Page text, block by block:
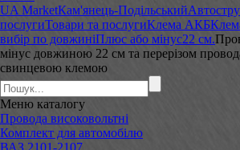
UA MarketКам'янець-Подільський
послугиТовари та послугиКлема АКБ
вибір по довжиніПлюс або мінус22 см.
мінус довжиною 22 см та перерізом
свинцевою клемою
Меню каталогу
Провода високовольтні
Комплект для автомобілю
ВАЗ 2101-2107